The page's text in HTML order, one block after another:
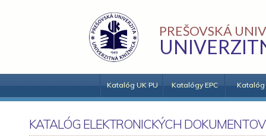
PREŠOVSKÁ
Katalóg UK PU Katalógy EPC Katalóg
KATALÓG ELEKTRONICKÝCH DOKUMENTOV